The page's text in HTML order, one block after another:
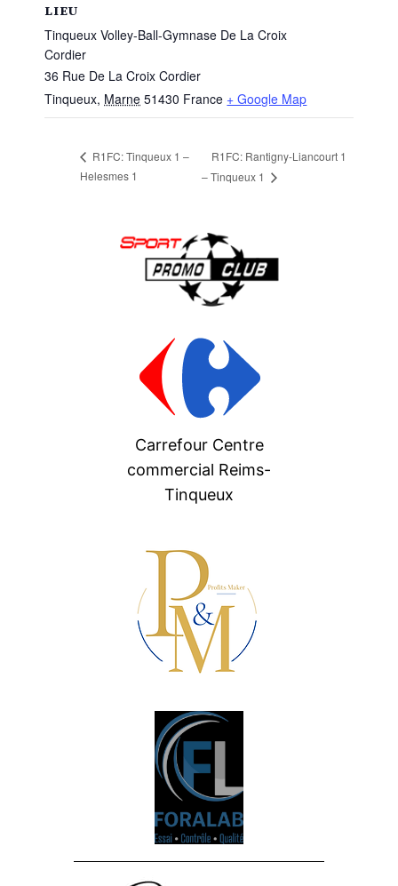
LIEU
Tinqueux Volley-Ball-Gymnase De La Croix
Cordier
36 Rue De La Croix Cordier
Tinqueux, Marne 51430 France + Google Map
R1FC: Tinqueux 1 –
Helesmes 1
R1FC: Rantigny-Liancourt 1
– Tinqueux 1
Carrefour Centre
commercial Reims-
Tinqueux